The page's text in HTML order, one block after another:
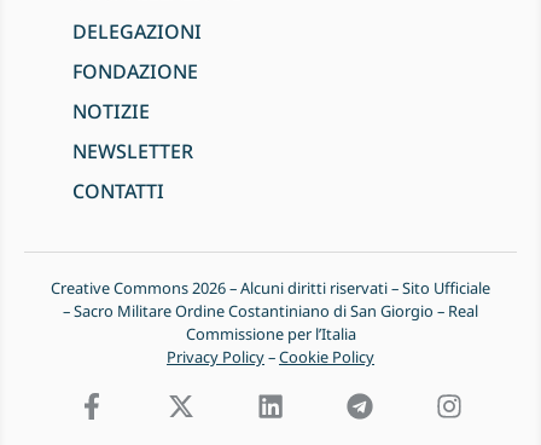
DELEGAZIONI
FONDAZIONE
NOTIZIE
NEWSLETTER
CONTATTI
Creative Commons 2026 – Alcuni diritti riservati – Sito Ufficiale
– Sacro Militare Ordine Costantiniano di San Giorgio – Real
Commissione per l’Italia
Privacy Policy–Cookie Policy